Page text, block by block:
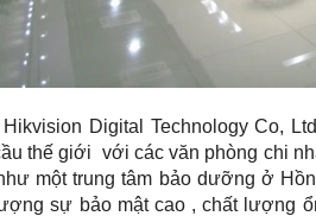
Digital Technology Co,
thế giới với các văn phòng chi
một trung tâm bảo dưỡng ở
sự bảo mật cao , chất lượng